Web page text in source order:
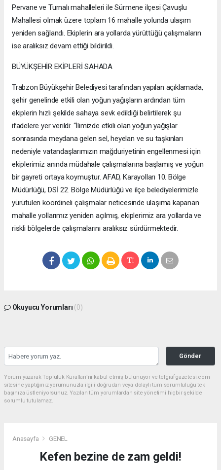
Pervane ve Turnalı mahalleleri ile Sürmene ilçesi Çavuşlu
Mahallesi olmak üzere toplam 16 mahalle yolunda ulaşım
yeniden sağlandı. Ekiplerin ara yollarda yürüttüğü çalışmaların
ise aralıksız devam ettiği bildirildi.
BÜYÜKŞEHİR EKİPLERİ SAHADA
Trabzon Büyükşehir Belediyesi tarafından yapılan açıklamada,
şehir genelinde etkili olan yoğun yağışların ardından tüm
ekiplerin hızlı şekilde sahaya sevk edildiği belirtilerek şu
ifadelere yer verildi: “İlimizde etkili olan yoğun yağışlar
sonrasında meydana gelen sel, heyelan ve su taşkınları
nedeniyle vatandaşlarımızın mağduriyetinin engellenmesi için
ekiplerimiz anında müdahale çalışmalarına başlamış ve yoğun
bir gayreti ortaya koymuştur. AFAD, Karayolları 10. Bölge
Müdürlüğü, DSİ 22. Bölge Müdürlüğü ve ilçe belediyelerimizle
yürütülen koordineli çalışmalar neticesinde ulaşıma kapanan
mahalle yollarımız yeniden açılmış, ekiplerimiz ara yollarda ve
riskli bölgelerde çalışmalarını aralıksız sürdürmektedir.
Okuyucu Yorumları (0)
Gönder
Yorum yazarak Topluluk Kuralları’nı kabul etmiş bulunuyor ve telgrafgazetesi.com
sitesine yaptığınız yorumunuzla ilgili doğrudan veya dolaylı tüm sorumluluğu tek
başınıza üstleniyorsunuz. Yazılan tüm yorumlardan site yönetimi hiçbir şekilde
sorumlu tutulamaz.
Anasayfa GENEL
Kefen bezine de zam geldi!